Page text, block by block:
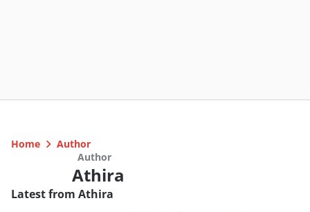
Home
Author
Author
Athira
Latest from Athira